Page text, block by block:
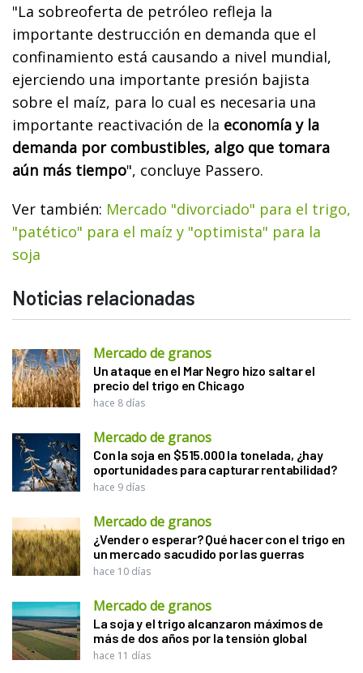
"La sobreoferta de petróleo refleja la
importante destrucción en demanda que el
confinamiento está causando a nivel mundial,
ejerciendo una importante presión bajista
sobre el maíz, para lo cual es necesaria una
importante reactivación de la economía y la
demanda por combustibles, algo que tomara
aún más tiempo", concluye Passero.
Ver también: Mercado "divorciado" para el trigo,
"patético" para el maíz y "optimista" para la
soja
Noticias relacionadas
Mercado de granos
Un ataque en el Mar Negro hizo saltar el
precio del trigo en Chicago
hace 8 días
Mercado de granos
Con la soja en $515.000 la tonelada, ¿hay
oportunidades para capturar rentabilidad?
hace 9 días
Mercado de granos
¿Vender o esperar? Qué hacer con el trigo en
un mercado sacudido por las guerras
hace 10 días
Mercado de granos
La soja y el trigo alcanzaron máximos de
más de dos años por la tensión global
hace 11 días